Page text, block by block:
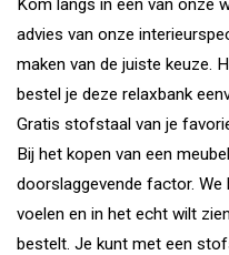
Kom langs in een van onze
advies van onze
maken van de juiste keuze.
bestel je deze relaxbank
Gratis stofstaal van je
Bij het kopen van een
doorslaggevende factor.
voelen en in het echt wilt
bestelt. Je kunt met een